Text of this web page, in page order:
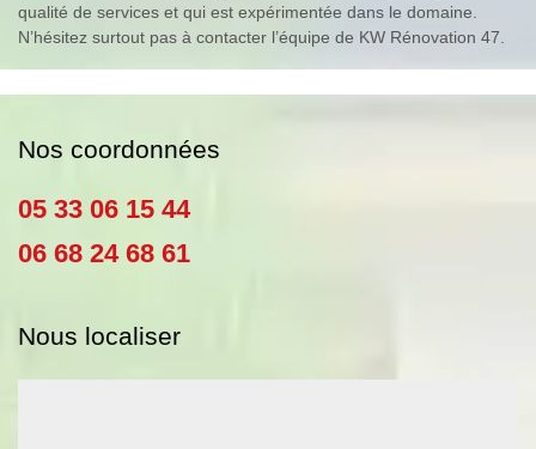
qualité de services et qui est expérimentée dans le domaine.
N’hésitez surtout pas à contacter l’équipe de KW Rénovation 47.
Nos coordonnées
05 33 06 15 44
06 68 24 68 61
Nous localiser